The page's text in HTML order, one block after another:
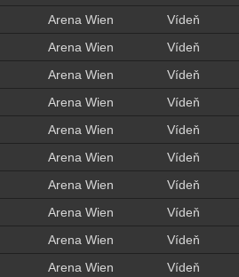
Arena Wien Vídeň
Arena Wien Vídeň
Arena Wien Vídeň
Arena Wien Vídeň
Arena Wien Vídeň
Arena Wien Vídeň
Arena Wien Vídeň
Arena Wien Vídeň
Arena Wien Vídeň
Arena Wien Vídeň